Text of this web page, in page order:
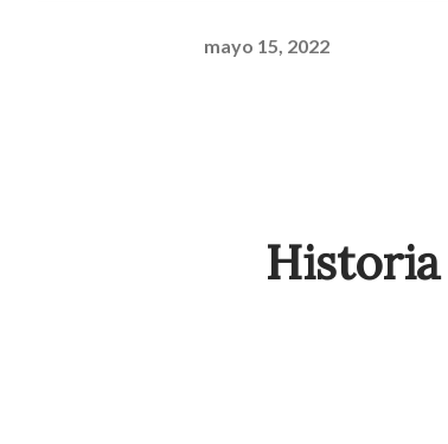
mayo 15, 2022